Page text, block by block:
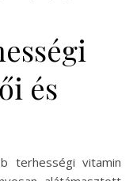
és
terhességi vitamin